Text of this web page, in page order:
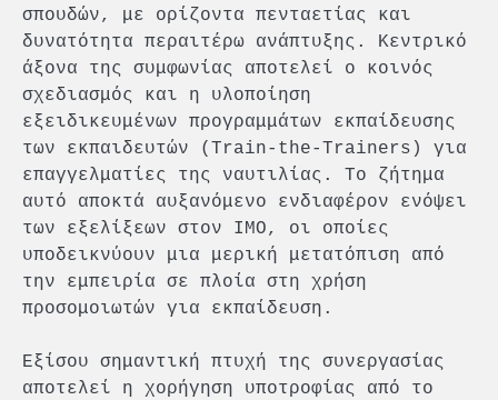
σπουδών, με ορίζοντα πενταετίας και
δυνατότητα περαιτέρω ανάπτυξης. Κεντρικό
άξονα της συμφωνίας αποτελεί ο κοινός
σχεδιασμός και η υλοποίηση
εξειδικευμένων προγραμμάτων εκπαίδευσης
των εκπαιδευτών (Train-the-Trainers) για
επαγγελματίες της ναυτιλίας. Το ζήτημα
αυτό αποκτά αυξανόμενο ενδιαφέρον ενόψει
των εξελίξεων στον ΙΜΟ, οι οποίες
υποδεικνύουν μια μερική μετατόπιση από
την εμπειρία σε πλοία στη χρήση
προσομοιωτών για εκπαίδευση.
Εξίσου σημαντική πτυχή της συνεργασίας
αποτελεί η χορήγηση υποτροφίας από το